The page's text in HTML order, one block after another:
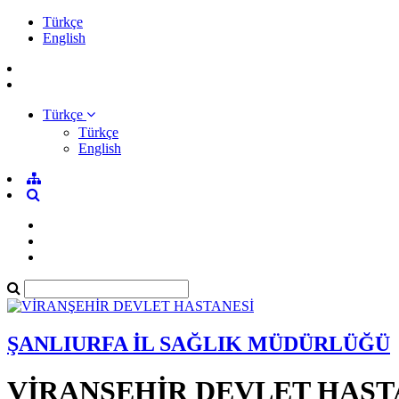
Türkçe
English
Türkçe
Türkçe
English
ŞANLIURFA İL SAĞLIK MÜDÜRLÜĞÜ
VİRANŞEHİR DEVLET